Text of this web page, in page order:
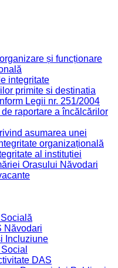
și funcționare
integritate
primite si destinatia
Legii nr. 251/2004
raportare a încălcărilor
asumarea unei
organizațională
al instituției
Orașului Năvodari
Năvodari
Incluziune
DAS